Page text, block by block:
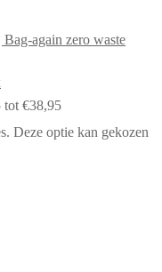
tot €38,95
Deze optie kan gekozen